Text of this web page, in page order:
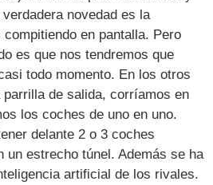
novedad es la
en pantalla. Pero
es que nos tendremos que
todo momento. En los otros
de salida, corríamos en
los coches de uno en uno.
delante 2 o 3 coches
un estrecho túnel. Además se ha
artificial de los rivales.